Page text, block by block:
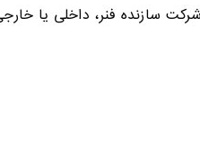
سازنده فنر، داخلی یا